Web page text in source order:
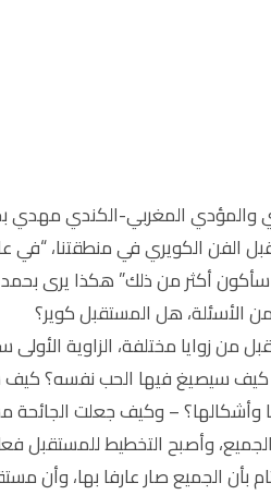
والمؤدي المغربي-الكندي مهدي
الفن الكويري في منطقتنا، “في
سأكون أكثر من ذلك” هكذا يرى
الأسئلة، هل المستقبل كوير؟
من زوايا مختلفة، الزاوية
كيف سيصيغ فيها الحب نفسه؟
– وكيف جعلت الجائحة
وأصبح التخطيط للمستقبل
بأن الجميع صار عارفا بها، وأن